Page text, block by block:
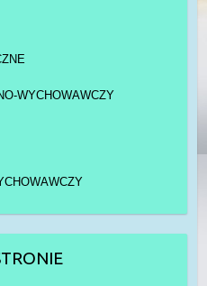
WYCHOWAWCZY